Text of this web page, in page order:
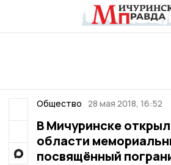
Общество 28 мая 2018, 16:52
В Мичуринске
области
посвящённый